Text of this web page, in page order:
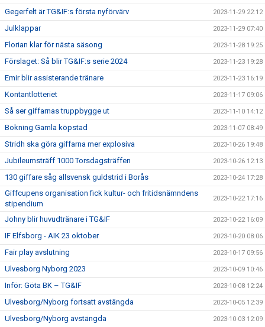
Gegerfelt är TG&IF:s första nyförvärv 2023-11-29 22:12
Julklappar 2023-11-29 07:40
Florian klar för nästa säsong 2023-11-28 19:25
Förslaget: Så blir TG&IF:s serie 2024 2023-11-23 19:28
Emir blir assisterande tränare 2023-11-23 16:19
Kontantlotteriet 2023-11-17 09:06
Så ser giffarnas truppbygge ut 2023-11-10 14:12
Bokning Gamla köpstad 2023-11-07 08:49
Stridh ska göra giffarna mer explosiva 2023-10-26 19:48
Jubileumsträff 1000 Torsdagsträffen 2023-10-26 12:13
130 giffare såg allsvensk guldstrid i Borås 2023-10-24 17:28
Giffcupens organisation fick kultur- och fritidsnämndens
stipendium
2023-10-22 17:16
Johny blir huvudtränare i TG&IF 2023-10-22 16:09
IF Elfsborg - AIK 23 oktober 2023-10-20 08:06
Fair play avslutning 2023-10-17 09:56
Ulvesborg Nyborg 2023 2023-10-09 10:46
Inför: Göta BK – TG&IF 2023-10-08 12:24
Ulvesborg/Nyborg fortsatt avstängda 2023-10-05 12:39
Ulvesborg/Nyborg avstängda 2023-10-03 12:09